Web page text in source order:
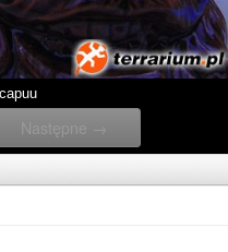
Następne →